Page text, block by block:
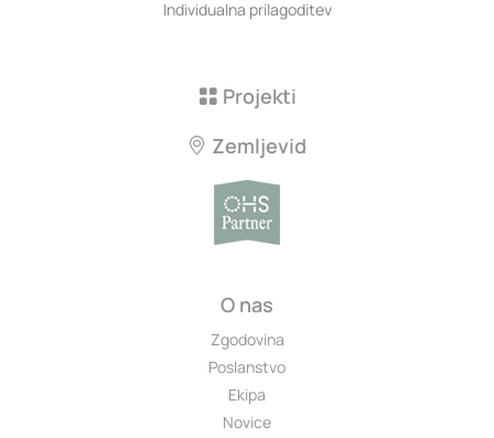
Individualna prilagoditev
Projekti
Zemljevid
O nas
Zgodovina
Poslanstvo
Ekipa
Novice